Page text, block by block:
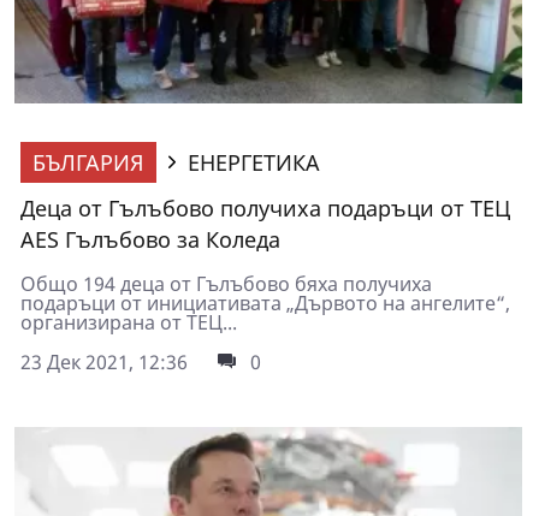
БЪЛГАРИЯ
ЕНЕРГЕТИКА
Деца от Гълъбово получиха подаръци от ТЕЦ
AES Гълъбово за Коледа
Общо 194 деца от Гълъбово бяха получиха
подаръци от инициативата „Дървото на ангелите“,
организирана от ТЕЦ...
23 Дек 2021, 12:36
0